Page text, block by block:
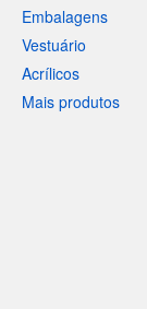
Embalagens
Vestuário
Acrílicos
Mais produtos